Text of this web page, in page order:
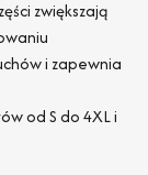
zwiększają
i zapewnia
od S do 4XL i